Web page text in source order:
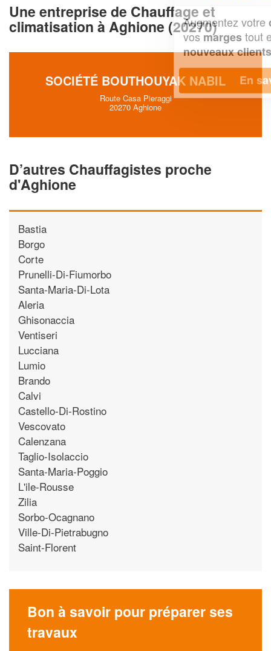
Une entreprise de Chauffage et
climatisation à Aghione (20270)
SOCIÉTÉ BOUTHOUYAK NABIL
Route Casa Pieraggi
20270 Aghione
D’autres Chauffagistes proche
d'Aghione
Bastia
Borgo
Corte
Prunelli-Di-Fiumorbo
Santa-Maria-Di-Lota
Aleria
Ghisonaccia
Ventiseri
Lucciana
Lumio
Brando
Calvi
Castello-Di-Rostino
Vescovato
Calenzana
Taglio-Isolaccio
Santa-Maria-Poggio
L'ile-Rousse
Zilia
Sorbo-Ocagnano
Ville-Di-Pietrabugno
Saint-Florent
Bon à savoir pour préparer ses
travaux
Augmentez votrechiffre d'affaireset
vosmargestout en gagnant de
nouveaux clients!
En savoir plus